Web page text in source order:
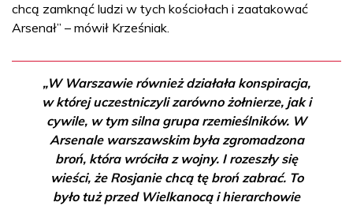
chcą zamknąć ludzi w tych kościołach i zaatakować
Arsenał” – mówił Krześniak.
„W Warszawie również działała konspiracja,
w której uczestniczyli zarówno żołnierze, jak i
cywile, w tym silna grupa rzemieślników. W
Arsenale warszawskim była zgromadzona
broń, która wróciła z wojny. I rozeszły się
wieści, że Rosjanie chcą tę broń zabrać. To
było tuż przed Wielkanocą i hierarchowie